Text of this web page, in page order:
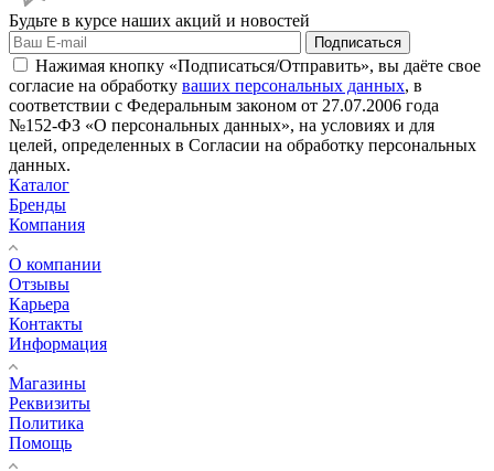
Будьте в курсе наших акций и новостей
Подписаться
Нажимая кнопку «Подписаться/Отправить», вы даёте свое
согласие на обработку ваших персональных данных, в
соответствии с Федеральным законом от 27.07.2006 года
№152-ФЗ «О персональных данных», на условиях и для
целей, определенных в Согласии на обработку персональных
данных.
Каталог
Бренды
Компания
О компании
Отзывы
Карьера
Контакты
Информация
Магазины
Реквизиты
Политика
Помощь